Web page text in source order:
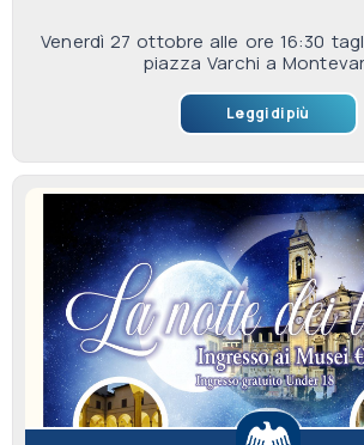
Venerdì 27 ottobre alle ore 16:30
piazza Varchi a
Leggi di più